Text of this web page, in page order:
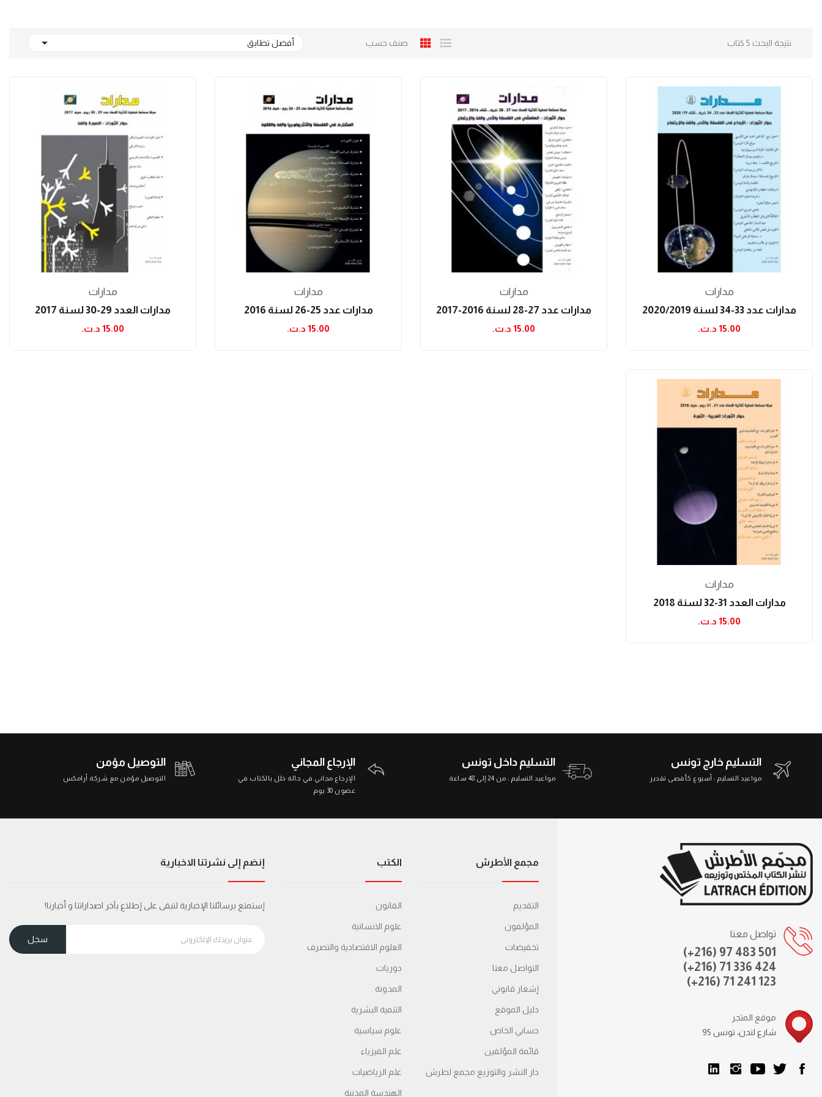
صنف حسب أفضل تطابق  نتيجة البحث 5 كتاب
مدارات
مدارات عدد 33-34 لسنة 2020/2019
15.00 د.ت.‏
مدارات
مدارات عدد 27-28 لسنة 2016-2017
15.00 د.ت.‏
مدارات
مدارات عدد 25-26 لسنة 2016
15.00 د.ت.‏
مدارات
مدارات العدد 29-30 لسنة 2017
15.00 د.ت.‏
مدارات
مدارات العدد 31-32 لسنة 2018
15.00 د.ت.‏
التوصيل مؤمن
التوصيل مؤمن مع شركة أرامكس
الإرجاع المجاني
الإرجاع مجاني في حالة خلل بالكتاب في
غضون 30 يوم
التسليم داخل تونس
مواعيد التسليم : من 24 إلى 48 ساعة
التسليم خارج تونس
مواعيد التسليم : أسبوع كأقصى تقدير
تواصل معنا
(+216) 97 483 501
(+216) 71 336 424
(+216) 71 241 123
موقع المتجر
95 شارع لندن، تونس
مجمع الأطرش
التقديم
المؤلفون
تخفيضات
التواصل معنا
إشعار قانوني
دليل الموقع
حسابي الخاص
قائمة المؤلفين
دار النشر والتوزيع مجمع لطرش
الكتب
القانون
علوم الانسانية
العلوم الاقتصادية والتصرف
دوريات
المدونة
التنمية البشرية
علوم سياسية
علم الفيزياء
علم الرياضيات
الهندسة المدنية
إنضم إلى نشرتنا الاخبارية
إستمتع برسائلنا الإخبارية لتبقى على إطلاع بآخر اصداراتنا و أخبارنا!